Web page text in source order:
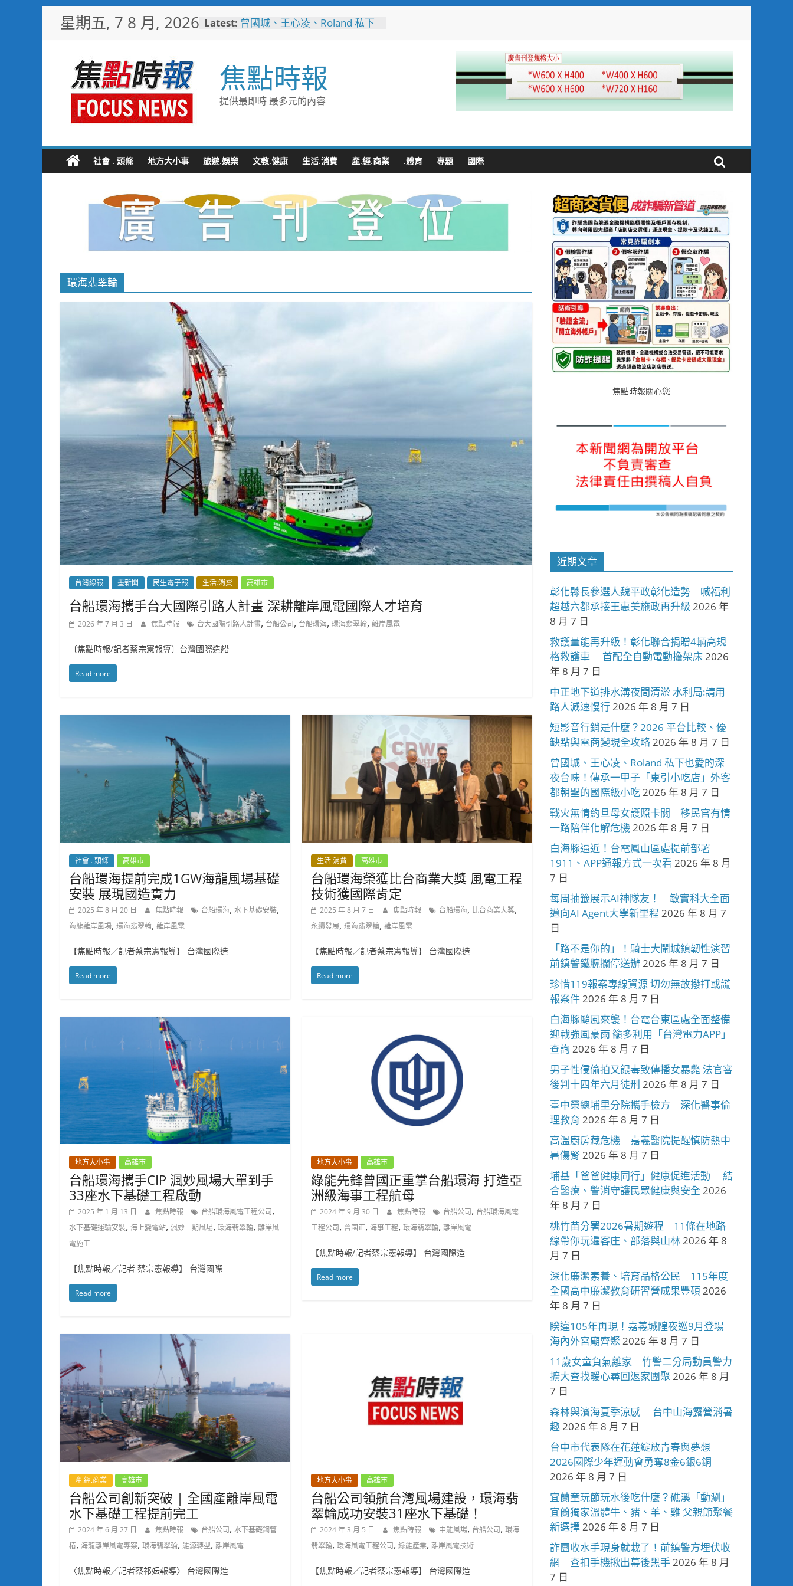
星期五, 7 8 月, 2026 Latest: 曾國城、王心凌、Roland 私下
彰化縣長參選人魏平政彰化造
勢 喊福利超越六都承接王惠美
施政再升級
救護量能再升級！彰化聯合捐贈
利局:請用路人減速慢行
短影音行銷是什麼？2026 平台
比較、優缺點與電商變現全攻略
焦點時報
提供最即時 最多元的內容
社會 . 頭條 地方大小事 旅遊.娛樂 文教.健康 生活.消費 產.經.商業 .體育 專題 國際
環海翡翠輪
台灣線報 墨新聞 民生電子報 生活.消費 高雄市
台船環海攜手台大國際引路人計畫 深耕離岸風電國際人才培育
2026 年 7 月 3 日 焦點時報 台大國際引路人計畫, 台船公司, 台船環海, 環海翡翠輪, 離岸風電
〔焦點時報/記者蔡宗憲報導〕台灣國際造船
Read more
社會 . 頭條 高雄市
台船環海提前完成1GW海龍風場基礎
安裝 展現國造實力
2025 年 8 月 20 日 焦點時報 台船環海, 水下基礎安裝,
海龍離岸風場, 環海翡翠輪, 離岸風電
【焦點時報／記者蔡宗憲報導】 台灣國際造
Read more
生活.消費 高雄市
台船環海榮獲比台商業大獎 風電工程
技術獲國際肯定
2025 年 8 月 7 日 焦點時報 台船環海, 比台商業大獎,
永續發展,環海翡翠輪,離岸風電
【焦點時報／記者蔡宗憲報導】 台灣國際造
Read more
地方大小事 高雄市
台船環海攜手CIP 渢妙風場大單到手
33座水下基礎工程啟動
2025 年 1 月 13 日 焦點時報 台船環海風電工程公司,
水下基礎運輸安裝, 海上變電站, 渢妙一期風場, 環海翡翠輪, 離岸風
電施工
【焦點時報／記者 蔡宗憲報導】 台灣國際
Read more
地方大小事 高雄市
綠能先鋒曾國正重掌台船環海 打造亞
洲級海事工程航母⁠
2024 年 9 月 30 日 焦點時報 台船公司, 台船環海風電
工程公司, 曾國正, 海事工程,環海翡翠輪,離岸風電
【焦點時報/記者蔡宗憲報導】 台灣國際造
Read more
產.經.商業 高雄市
台船公司創新突破 | 全國產離岸風電
水下基礎工程提前完工
2024 年 6 月 27 日 焦點時報 台船公司, 水下基礎鋼管
樁, 海龍離岸風電專案, 環海翡翠輪, 能源轉型, 離岸風電
〈焦點時報／記者蔡祁妘報導〉 台灣國際造
地方大小事 高雄市
台船公司領航台灣風場建設，環海翡
翠輪成功安裝31座水下基礎！
2024 年 3 月 5 日 焦點時報 中能風場, 台船公司,環海
翡翠輪,環海風電工程公司,綠能產業,離岸風電技術
【焦點時報／記者蔡宗憲報導】 台灣國際造
焦點時報關心您
近期文章
彰化縣長參選人魏平政彰化造勢 喊福利
超越六都承接王惠美施政再升級 2026 年
8 月 7 日
救護量能再升級！彰化聯合捐贈4輛高規
格救護車 首配全自動電動擔架床2026
年 8 月 7 日
中正地下道排水溝夜間清淤 水利局:請用
路人減速慢行2026 年 8 月 7 日
短影音行銷是什麼？2026 平台比較、優
缺點與電商變現全攻略2026 年 8 月 7 日
曾國城、王心凌、Roland 私下也愛的深
夜台味！傳承一甲子「東引小吃店」外客
都朝聖的國際級小吃2026 年 8 月 7 日
戰火無情約旦母女護照卡關 移民官有情
一路陪伴化解危機2026 年 8 月 7 日
白海豚逼近！台電鳳山區處提前部署
1911、APP通報方式一次看 2026 年 8 月
7 日
每周抽籤展示AI神隊友！ 敏實科大全面
邁向AI Agent大學新里程 2026 年 8 月 7
日
「路不是你的」！騎士大鬧城鎮韌性演習
前鎮警鐵腕攔停送辦2026 年 8 月 7 日
珍惜119報案專線資源 切勿無故撥打或謊
報案件2026 年 8 月 7 日
白海豚颱風來襲！台電台東區處全面整備
迎戰強風豪雨 籲多利用「台灣電力APP」
查詢 2026 年 8 月 7 日
男子性侵偷拍又餵毒致傳播女暴斃 法官審
後判十四年六月徒刑 2026 年 8 月 7 日
臺中榮總埔里分院攜手檢方 深化醫事倫
理教育 2026 年 8 月 7 日
高溫廚房藏危機 嘉義醫院提醒慎防熱中
暑傷腎 2026 年 8 月 7 日
埔基「爸爸健康同行」健康促進活動 結
合醫療、警消守護民眾健康與安全 2026
年 8 月 7 日
桃竹苗分署2026暑期遊程 11條在地路
線帶你玩遍客庄、部落與山林2026 年 8
月 7 日
深化廉潔素養、培育品格公民 115年度
全國高中廉潔教育研習營成果豐碩 2026
年 8 月 7 日
睽違105年再現！嘉義城隍夜巡9月登場
海內外宮廟齊聚 2026 年 8 月 7 日
11歲女童負氣離家 竹警二分局動員警力
擴大查找暖心尋回返家團聚 2026 年 8 月
7 日
森林與濱海夏季涼感 台中山海露營消暑
趣2026 年 8 月 7 日
台中市代表隊在花蓮綻放青春與夢想
2026國際少年運動會勇奪8金6銀6銅
2026 年 8 月 7 日
宜蘭童玩節玩水後吃什麼？礁溪「動涮」
宜蘭獨家溫體牛、豬、羊、雞 父親節聚餐
新選擇2026 年 8 月 7 日
詐團收水手現身就栽了！前鎮警方埋伏收
網 查扣手機揪出幕後黑手2026 年 8 月
7 日